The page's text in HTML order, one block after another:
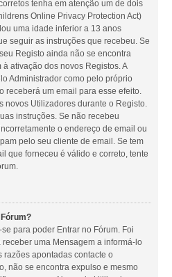
tenha em atenção um de dois
Online Privacy Protection Act)
uma idade inferior a 13 anos
seguir as instruções que recebeu. Se
Registo ainda não se encontra
ativação dos novos Registos. A
Administrador como pelo próprio
receberá um email para esse efeito.
novos Utilizadores durante o Registo.
instruções. Se não recebeu
o endereço de email ou
pelo seu cliente de email. Se tem
que forneceu é válido e correto, tente
para poder Entrar no Fórum. Foi
uma Mensagem a informá-lo
razões apontadas contacte o
não se encontra expulso e mesmo